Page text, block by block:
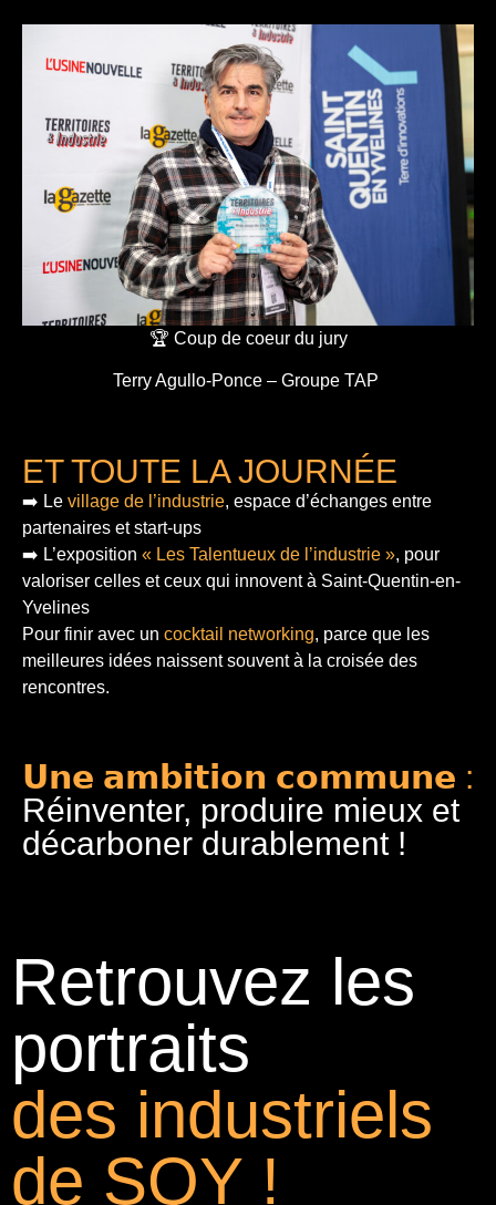
🏆 Coup de coeur du jury
Terry Agullo-Ponce – Groupe TAP
ET TOUTE LA JOURNÉE
➡️ Le village de l’industrie, espace d’échanges entre
partenaires et start-ups
➡️ L’exposition « Les Talentueux de l’industrie », pour
valoriser celles et ceux qui innovent à Saint-Quentin-en-
Yvelines
Pour finir avec un cocktail networking, parce que les
meilleures idées naissent souvent à la croisée des
rencontres.
𝗨𝗻𝗲 𝗮𝗺𝗯𝗶𝘁𝗶𝗼𝗻 𝗰𝗼𝗺𝗺𝘂𝗻𝗲 :
Réinventer, produire mieux et
décarboner durablement !
Retrouvez les
portraits
des industriels
de SQY !